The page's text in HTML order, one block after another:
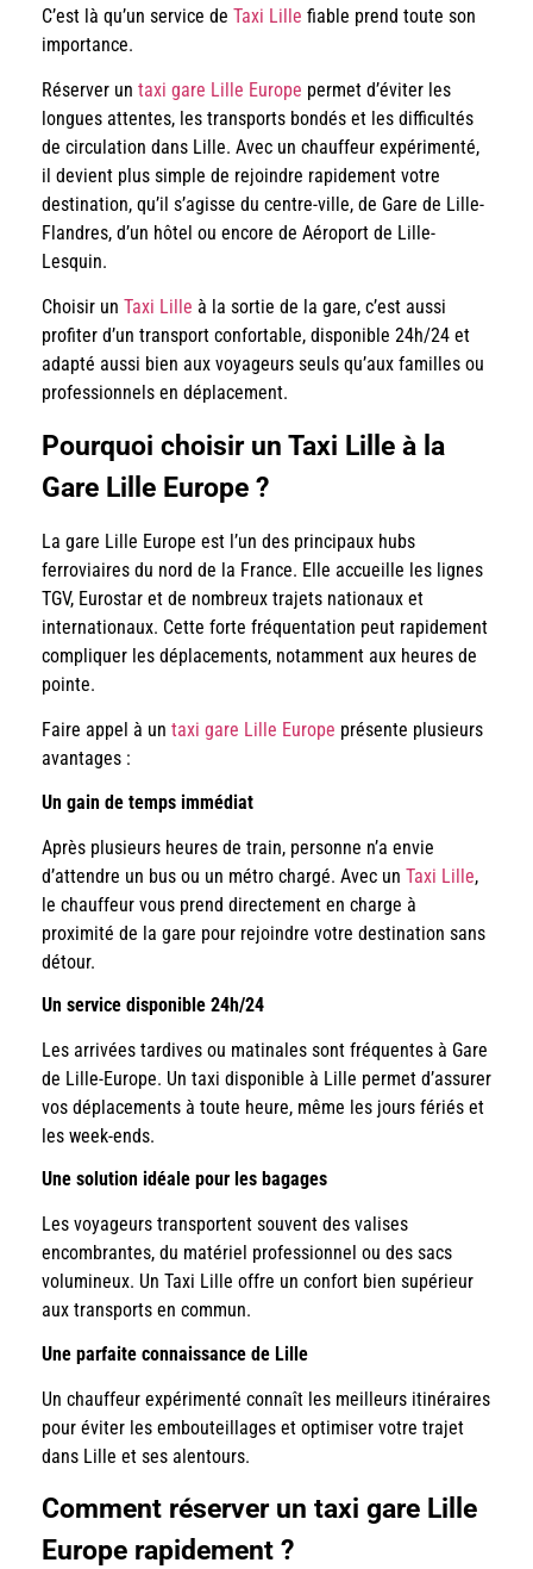
C’est là qu’un service de Taxi Lille fiable prend toute son
importance.
Réserver un taxi gare Lille Europe permet d’éviter les
longues attentes, les transports bondés et les difficultés
de circulation dans Lille. Avec un chauffeur expérimenté,
il devient plus simple de rejoindre rapidement votre
destination, qu’il s’agisse du centre-ville, de Gare de Lille-
Flandres, d’un hôtel ou encore de Aéroport de Lille-
Lesquin.
Choisir un Taxi Lille à la sortie de la gare, c’est aussi
profiter d’un transport confortable, disponible 24h/24 et
adapté aussi bien aux voyageurs seuls qu’aux familles ou
professionnels en déplacement.
Pourquoi choisir un Taxi Lille à la
Gare Lille Europe ?
La gare Lille Europe est l’un des principaux hubs
ferroviaires du nord de la France. Elle accueille les lignes
TGV, Eurostar et de nombreux trajets nationaux et
internationaux. Cette forte fréquentation peut rapidement
compliquer les déplacements, notamment aux heures de
pointe.
Faire appel à un taxi gare Lille Europe présente plusieurs
avantages :
Un gain de temps immédiat
Après plusieurs heures de train, personne n’a envie
d’attendre un bus ou un métro chargé. Avec un Taxi Lille,
le chauffeur vous prend directement en charge à
proximité de la gare pour rejoindre votre destination sans
détour.
Un service disponible 24h/24
Les arrivées tardives ou matinales sont fréquentes à Gare
de Lille-Europe. Un taxi disponible à Lille permet d’assurer
vos déplacements à toute heure, même les jours fériés et
les week-ends.
Une solution idéale pour les bagages
Les voyageurs transportent souvent des valises
encombrantes, du matériel professionnel ou des sacs
volumineux. Un Taxi Lille offre un confort bien supérieur
aux transports en commun.
Une parfaite connaissance de Lille
Un chauffeur expérimenté connaît les meilleurs itinéraires
pour éviter les embouteillages et optimiser votre trajet
dans Lille et ses alentours.
Comment réserver un taxi gare Lille
Europe rapidement ?